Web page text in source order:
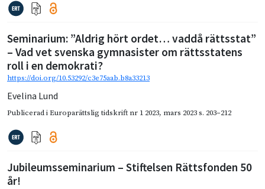
Seminarium: ”Aldrig hört ordet… vaddå rättsstat”
– Vad vet svenska gymnasister om rättsstatens
roll i en demokrati?
https://doi.org/10.53292/c3e75aab.b8a33213
Evelina Lund
Publicerad iEuroparättslig tidskrift nr 1 2023, mars 2023s. 203–212
Jubileumsseminarium – Stiftelsen Rättsfonden 50
år!